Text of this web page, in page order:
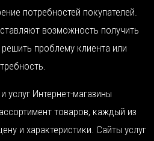
потребностей покупателей.
возможность получить
проблему клиента или
услуг Интернет-магазины
товаров, каждый из
и характеристики. Сайты услуг